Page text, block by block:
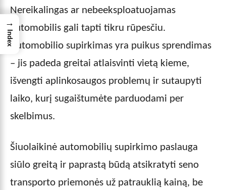
Nereikalingas ar nebeeksploatuojamas
automobilis gali tapti tikru rūpesčiu.
Automobilio supirkimas yra puikus sprendimas
– jis padeda greitai atlaisvinti vietą kieme,
išvengti aplinkosaugos problemų ir sutaupyti
laiko, kurį sugaištumėte parduodami per
skelbimus.
Šiuolaikinė automobilių supirkimo paslauga
siūlo greitą ir paprastą būdą atsikratyti seno
transporto priemonės už patrauklią kainą, be
→
Index